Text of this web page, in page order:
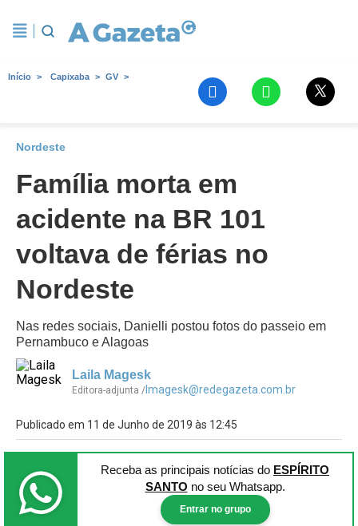
Início Capixaba GV
Nordeste
Família morta em
acidente na BR 101
voltava de férias no
Nordeste
Nas redes sociais, Danielli postou fotos do passeio em
Pernambuco e Alagoas
Laila Magesk
Editora-adjunta / lmagesk@redegazeta.com.br
Publicado em 11 de Junho de 2019 às 12:45
Receba as principais notícias do ESPÍRITO
SANTO no seu Whatsapp.
Entrar no grupo